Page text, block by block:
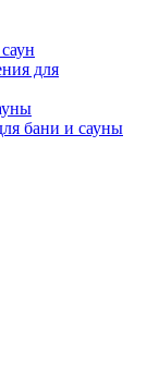
для
бани и сауны